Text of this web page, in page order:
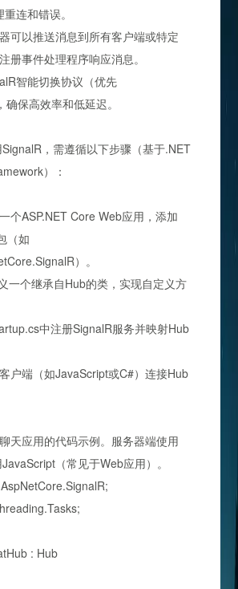
连和错误。
可以推送消息到所有客户端或特定
册事件处理程序响应消息。
智能切换协议（优先
保高效率和低延迟。
，需遵循以下步骤（基于.NET
）：
个ASP.NET Core Web应用，添加
（如
）。
一个继承自Hub的类，实现自定义方
中注册SignalR服务并映射Hub
户端（如JavaScript或C#）连接Hub
天应用的代码示例。服务器端使用
（常见于Web应用）。
: Hub